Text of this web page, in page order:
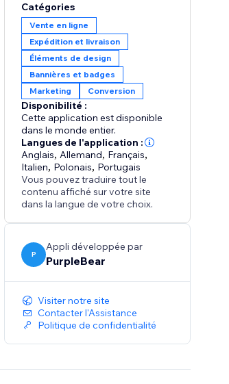
Catégories
Vente en ligne
Expédition et livraison
Éléments de design
Bannières et badges
Marketing
Conversion
Disponibilité :
Cette application est disponible
dans le monde entier.
Langues de l'application :
Anglais, Allemand, Français,
Italien, Polonais, Portugais
Vous pouvez traduire tout le
contenu affiché sur votre site
dans la langue de votre choix.
P
Appli développée par
PurpleBear
Visiter notre site
Contacter l'Assistance
Politique de confidentialité